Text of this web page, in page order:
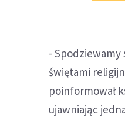
- Spodziewamy
świętami
poinformował
ujawniając